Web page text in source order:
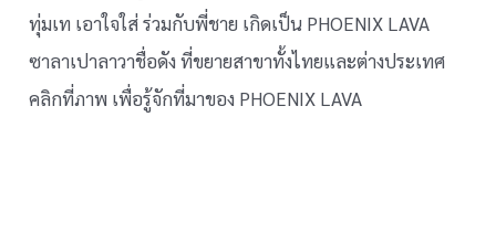
ทุ่มเท เอาใจใส่ ร่วมกับพี่ชาย เกิดเป็น PHOENIX LAVA
ซาลาเปาลาวาชื่อดัง ที่ขยายสาขาทั้งไทยและต่างประเทศ
คลิกที่ภาพ เพื่อรู้จักที่มาของ PHOENIX LAVA